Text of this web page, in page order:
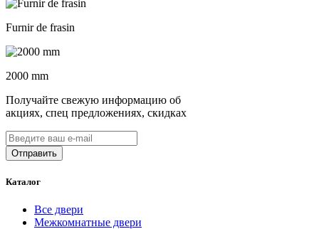
Furnir de frasin
2000 mm
Получайте свежую информацию об
акциях, спец предложениях, скидках
Каталог
Все двери
Межкомнатные двери